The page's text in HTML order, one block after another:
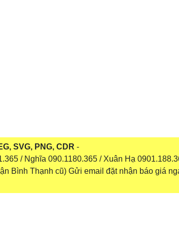
SVG, PNG, CDR -
/ Nghĩa 090.1180.365 / Xuân Hạ
Bình Thạnh cũ) Gửi email đặt nhận báo giá